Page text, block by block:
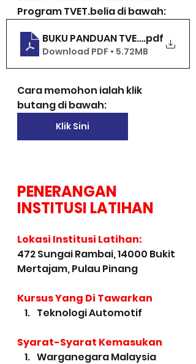
Program TVET.belia di bawah:
BUKU PANDUAN TVET.belia
.pdf
Download PDF • 5.72MB
Cara memohon ialah klik
butang di bawah:
Klik Sini
PENERANGAN
INSTITUSI LATIHAN
Lokasi Institusi Latihan:
472 Sungai Rambai, 14000 Bukit
Mertajam, Pulau Pinang
Kursus Yang Di Tawarkan
Teknologi Automotif
Syarat-Syarat Kemasukan
Warganegara Malaysia